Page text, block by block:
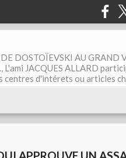
DOSTOÏEVSKI AU GRAND
L'ami JACQUES ALLARD
centres d'intérets ou articles